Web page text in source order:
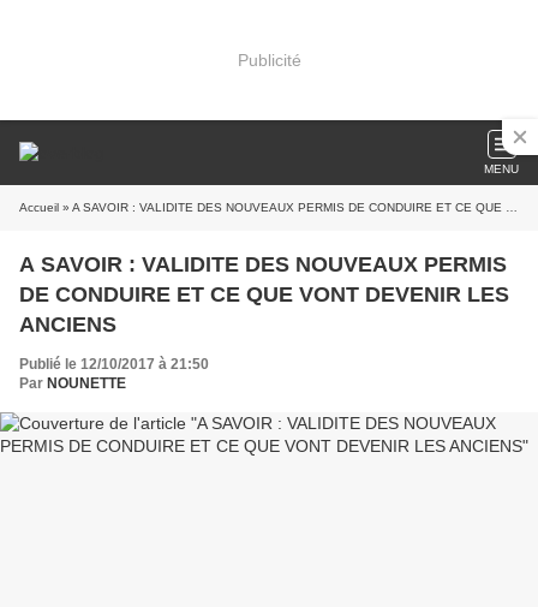
Publicité
MENU
Accueil » A SAVOIR : VALIDITE DES NOUVEAUX PERMIS DE CONDUIRE ET CE QUE VONT DEVENIR LES ANCIENS
A SAVOIR : VALIDITE DES NOUVEAUX PERMIS
DE CONDUIRE ET CE QUE VONT DEVENIR LES
ANCIENS
Publié le 12/10/2017 à 21:50
Par NOUNETTE